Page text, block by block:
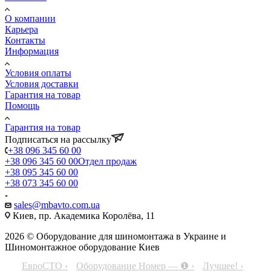
О компании
Карьера
Контакты
Информация
Условия оплаты
Условия доставки
Гарантия на товар
Помощь
Гарантия на товар
Подписаться на рассылку
+38 096 345 60 00
+38 096 345 60 00Отдел продаж
+38 095 345 60 00
+38 073 345 60 00
sales@mbavto.com.ua
Киев, пр. Академика Королёва, 11
2026 © Оборудование для шиномонтажа в Украине и
Шиномонтажное оборудование Киев
ЕвроСТО ›
Оборудование Номер — ❶ › Лучшее! ›